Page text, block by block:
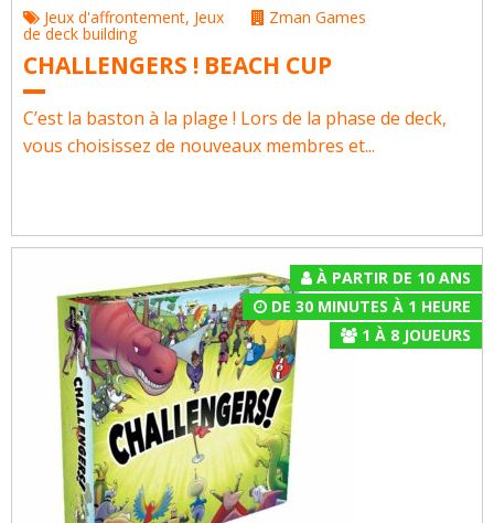
Jeux d'affrontement, Jeux
de deck building
Zman Games
CHALLENGERS ! BEACH CUP
C’est la baston à la plage ! Lors de la phase de deck,
vous choisissez de nouveaux membres et...
À PARTIR DE 10 ANS
DE 30 MINUTES À 1 HEURE
1 À 8JOUEURS